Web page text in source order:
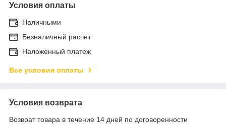
Условия оплаты
Наличными
Безналичный расчет
Наложенный платеж
Все условия оплаты
Условия возврата
Возврат товара в течение 14 дней по договоренности